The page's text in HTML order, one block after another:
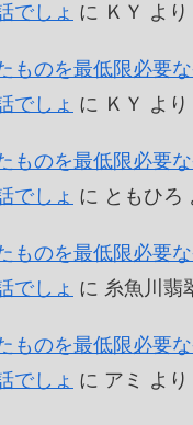
でしょ に ＫＹ より
ものを最低限必要
でしょ に ＫＹ より
ものを最低限必要
でしょ に ともひろ
ものを最低限必要
でしょ に 糸魚川翡
ものを最低限必要
でしょ に アミ より